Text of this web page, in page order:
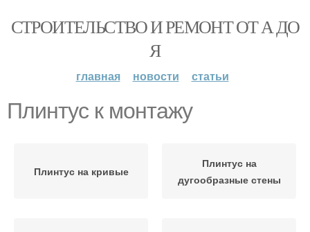
СТРОИТЕЛЬСТВО И РЕМОНТ ОТ А ДО
Я
главная новости статьи
Плинтус к монтажу
Плинтус на кривые
Плинтус на
дугообразные стены